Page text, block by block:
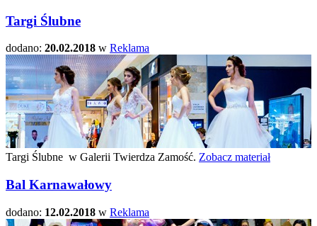
Targi Ślubne
dodano: 20.02.2018 w Reklama
Targi Ślubne w Galerii Twierdza Zamość. Zobacz materiał
Bal Karnawałowy
dodano: 12.02.2018 w Reklama